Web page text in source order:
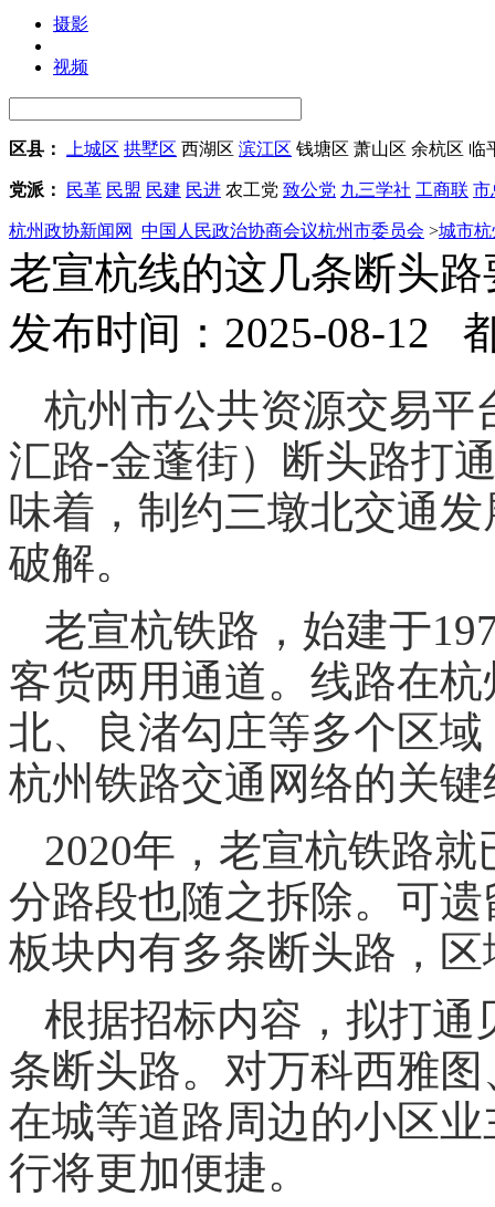
摄影
视频
区县： 上城区 拱墅区 西湖区 滨江区 钱塘区 萧山区 余杭区 临
党派： 民革 民盟 民建 民进 农工党 致公党 九三学社 工商联 市
杭州政协新闻网 中国人民政治协商会议杭州市委员会 >城市杭
老宣杭线的这几条断头
发布时间：2025-08-12
杭州市公共资源交易平
汇路-金蓬街）断头路打
味着，制约三墩北交通
破解。
老宣杭铁路，始建于
客货两用通道。线路在
北、良渚勾庄等多个区
杭州铁路交通网络的关
2020年，老宣杭铁路
分路段也随之拆除。可
板块内有多条断头路，
根据招标内容，拟打通
条断头路。对万科西雅
在城等道路周边的小区
行将更加便捷。